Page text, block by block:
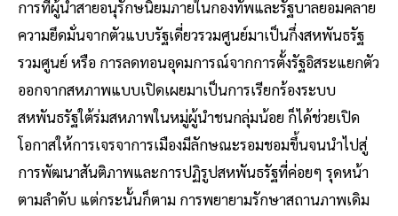
การที่ผู้นำสายอนุรักษนิยมภายในกองทัพและรัฐบาลยอมคลาย
ความยึดมั่นจากตัวแบบรัฐเดี่ยวรวมศูนย์มาเป็นกึ่งสหพันธรัฐ
รวมศูนย์ หรือ การลดทอนอุดมการณ์จากการตั้งรัฐอิสระแยกตัว
ออกจากสหภาพแบบเปิดเผยมาเป็นการเรียกร้องระบบ
สหพันธรัฐใต้ร่มสหภาพในหมู่ผู้นำชนกลุ่มน้อย ก็ได้ช่วยเปิด
โอกาสให้การเจรจาการเมืองมีลักษณะรอมชอมขึ้นจนนำไปสู่
การพัฒนาสันติภาพและการปฏิรูปสหพันธรัฐที่ค่อยๆ รุดหน้า
ตามลำดับ แต่กระนั้นก็ตาม การพยายามรักษาสถานภาพเดิม